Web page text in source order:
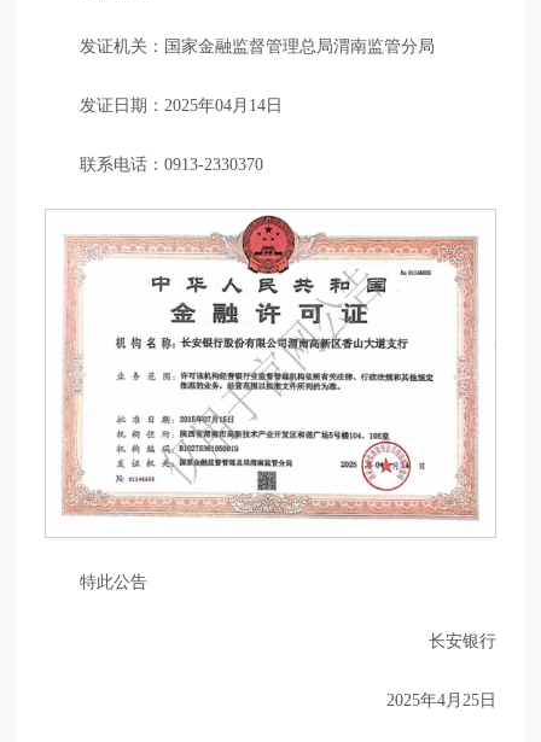
发证机关：国家金融监督管理总局渭南监管分局
发证日期：2025年04月14日
联系电话：0913-2330370
特此公告
长安银行
2025年4月25日